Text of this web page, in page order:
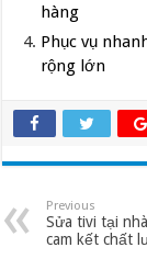
hàng
Phục vụ
rộng lớn
Previous
Sửa tivi tại
cam kết chất